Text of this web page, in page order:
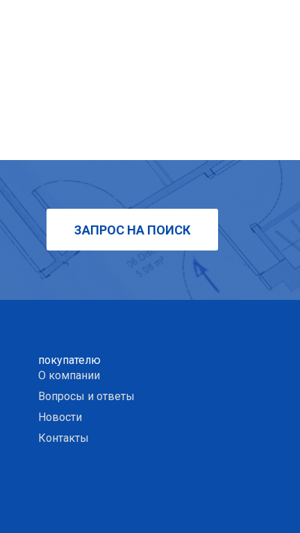
ЗАПРОС НА ПОИСК
покупателю
О компании
Вопросы и ответы
Новости
Контакты